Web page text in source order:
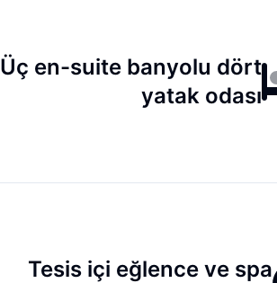
Üç en-suite banyolu dört
yatak odası
Tesis içi eğlence ve spa